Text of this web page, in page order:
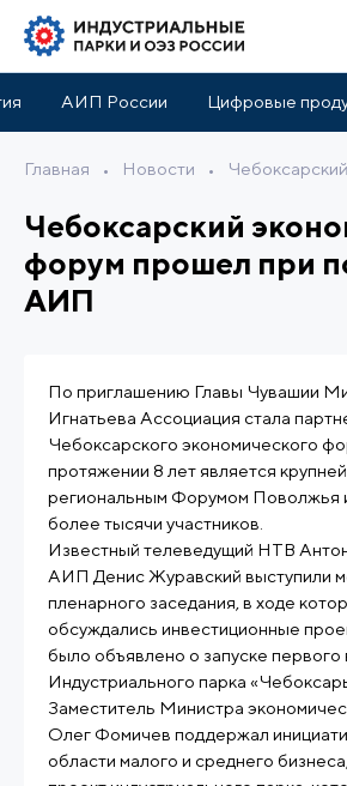
АИП России Цифровые
Главная • Новости •
Чебоксарский
форум прошел при
АИП
По приглашению Главы Чувашии
Игнатьева Ассоциация стала
Чебоксарского экономического
протяжении 8 лет является
региональным Форумом Поволжья
более тысячи участников.
Известный телеведущий НТВ
АИП Денис Журавский выступили
пленарного заседания, в ходе
обсуждались инвестиционные
было объявлено о запуске первого
Индустриального парка
Заместитель Министра
Олег Фомичев поддержал
области малого и среднего